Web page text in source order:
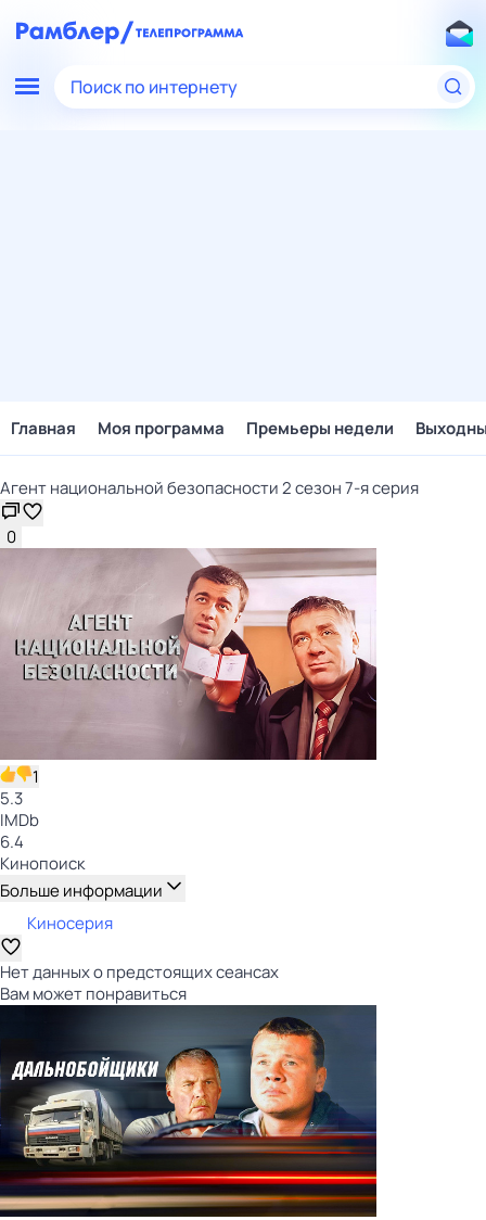
Поиск по интернету
Главная Моя программа Премьеры недели
Агент национальной безопасности 2 сезон 7-я серия
0
1
5.3
IMDb
6.4
Кинопоиск
Больше информации
Киносерия
Нет данных о предстоящих сеансах
Вам может понравиться